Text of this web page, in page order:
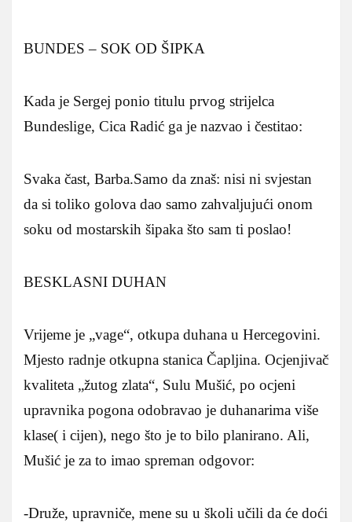
BUNDES – SOK OD ŠIPKA
Kada je Sergej ponio titulu prvog strijelca
Bundeslige, Cica Radić ga je nazvao i čestitao:
Svaka čast, Barba.Samo da znaš: nisi ni svjestan
da si toliko golova dao samo zahvaljujući onom
soku od mostarskih šipaka što sam ti poslao!
BESKLASNI DUHAN
Vrijeme je „vage“, otkupa duhana u Hercegovini.
Mjesto radnje otkupna stanica Čapljina. Ocjenjivač
kvaliteta „žutog zlata“, Sulu Mušić, po ocjeni
upravnika pogona odobravao je duhanarima više
klase( i cijen), nego što je to bilo planirano. Ali,
Mušić je za to imao spreman odgovor:
-Druže, upravniče, mene su u školi učili da će doći